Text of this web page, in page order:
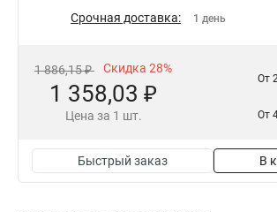
Срочная доставка: 1 день
1 886,15 ₽ Скидка 28%
1 358,03 ₽
Цена за 1 шт.
От
От
Быстрый заказ В